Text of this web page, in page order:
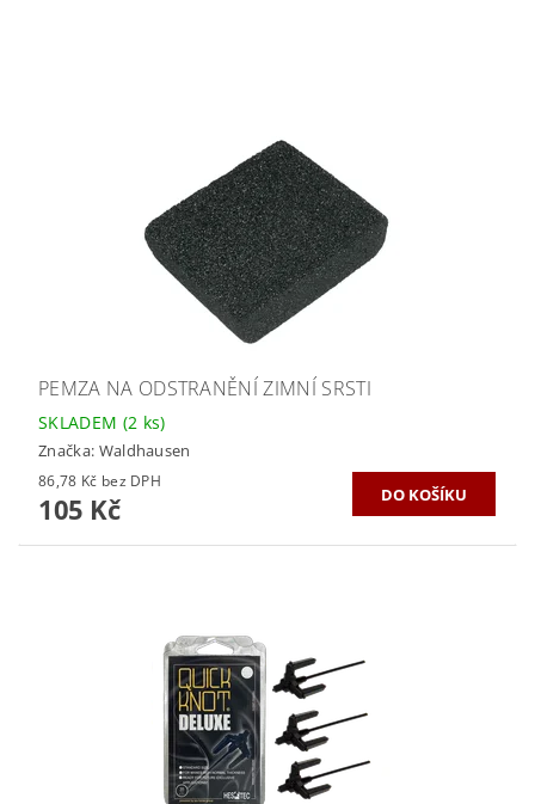
PEMZA NA ODSTRANĚNÍ ZIMNÍ SRSTI
SKLADEM (2 ks)
Značka: Waldhausen
86,78 Kč bez DPH
105 Kč